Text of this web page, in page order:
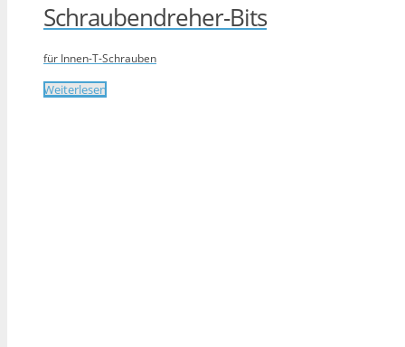
Schraubendreher-Bits
für Innen-T-Schrauben
Weiterlesen